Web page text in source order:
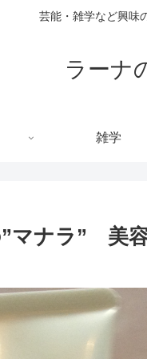
芸能・雑学など興味
ラーナ
雑学
マナラ” 美